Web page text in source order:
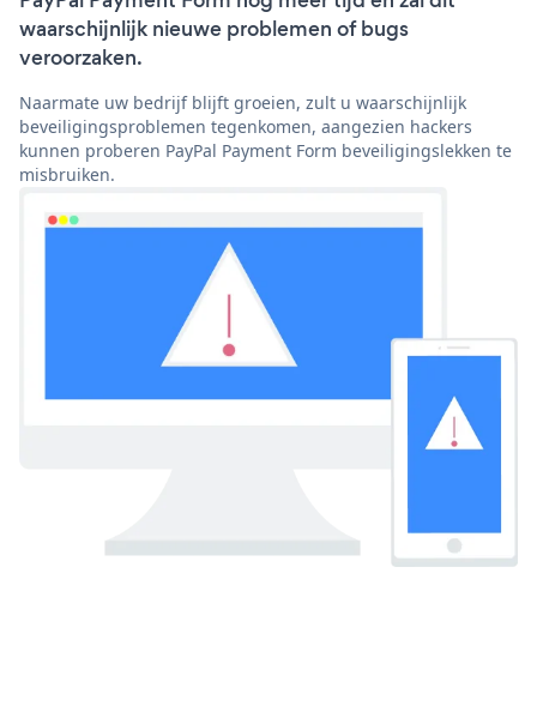
waarschijnlijk nieuwe problemen of bugs
veroorzaken.
Naarmate uw bedrijf blijft groeien, zult u waarschijnlijk
beveiligingsproblemen tegenkomen, aangezien hackers
kunnen proberen PayPal Payment Form beveiligingslekken te
misbruiken.